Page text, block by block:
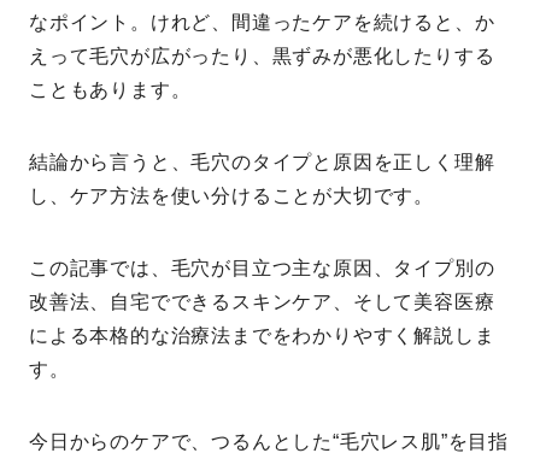
なポイント。けれど、間違ったケアを続けると、か
えって毛穴が広がったり、黒ずみが悪化したりする
こともあります。
結論から言うと、毛穴のタイプと原因を正しく理解
し、ケア方法を使い分けることが大切です。
この記事では、毛穴が目立つ主な原因、タイプ別の
改善法、自宅でできるスキンケア、そして美容医療
による本格的な治療法までをわかりやすく解説しま
す。
今日からのケアで、つるんとした“毛穴レス肌”を目指